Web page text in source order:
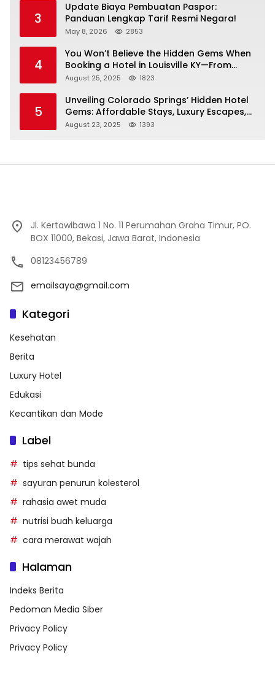
3
Update Biaya Pembuatan Paspor:
Panduan Lengkap Tarif Resmi Negara!
May 8, 2026 2853
4
You Won’t Believe the Hidden Gems When
Booking a Hotel in Louisville KY—From
Cheap to Luxe!
August 25, 2025 1823
5
Unveiling Colorado Springs’ Hidden Hotel
Gems: Affordable Stays, Luxury Escapes,
and Everything In Between!
August 23, 2025 1393
Jl. Kertawibawa 1 No. 11 Perumahan Graha Timur, PO.
BOX 11000, Bekasi, Jawa Barat, Indonesia
08123456789
emailsaya@gmail.com
Kategori
Kesehatan
Berita
Luxury Hotel
Edukasi
Kecantikan dan Mode
Label
tips sehat bunda
sayuran penurun kolesterol
rahasia awet muda
nutrisi buah keluarga
cara merawat wajah
Halaman
Indeks Berita
Pedoman Media Siber
Privacy Policy
Privacy Policy